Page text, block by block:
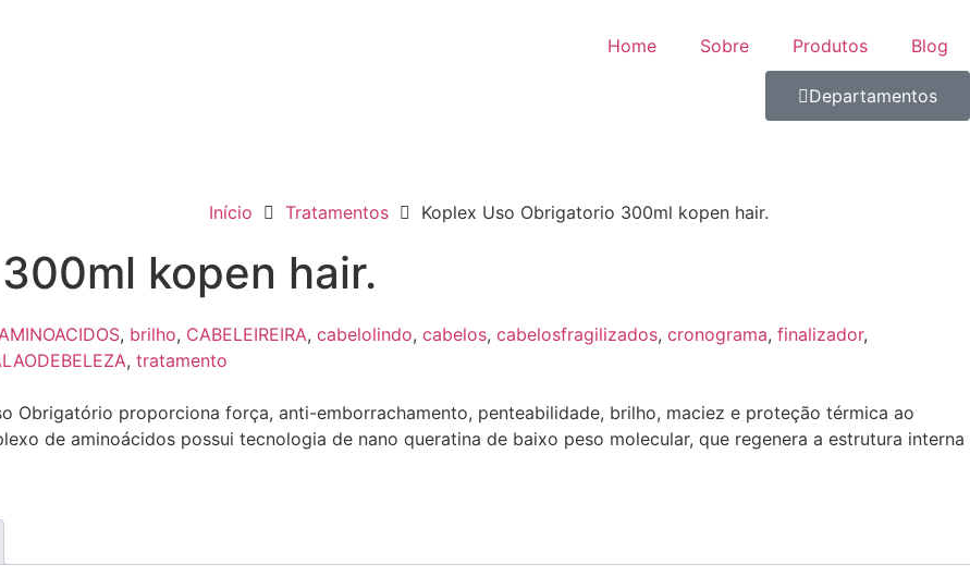
Home Sobre Produtos Blog
Departamentos
Início Tratamentos Koplex Uso Obrigatorio 300ml kopen hair.
kopen hair.
, brilho, CABELEIREIRA, cabelolindo, cabelos, cabelosfragilizados, cronograma, finalizador,
, tratamento
Obrigatório proporciona força, anti-emborrachamento, penteabilidade, brilho, maciez e proteção térmica ao
de aminoácidos possui tecnologia de nano queratina de baixo peso molecular, que regenera a estrutura interna